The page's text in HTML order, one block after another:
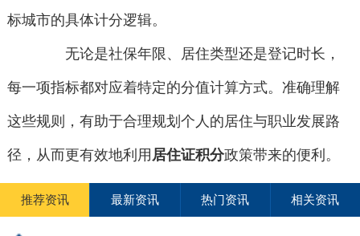
标城市的具体计分逻辑。
无论是社保年限、居住类型还是登记时长，
每一项指标都对应着特定的分值计算方式。准确理解
这些规则，有助于合理规划个人的居住与职业发展路
径，从而更有效地利用 居住证积分政策带来的便利。
推荐资讯 最新资讯 热门资讯 相关资讯